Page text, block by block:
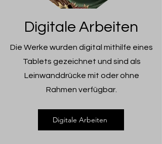
Digitale Arbeiten
Die Werke wurden digital mithilfe eines
Tablets gezeichnet und sind als
Leinwanddrücke mit oder ohne
Rahmen verfügbar.
Digitale Arbeiten